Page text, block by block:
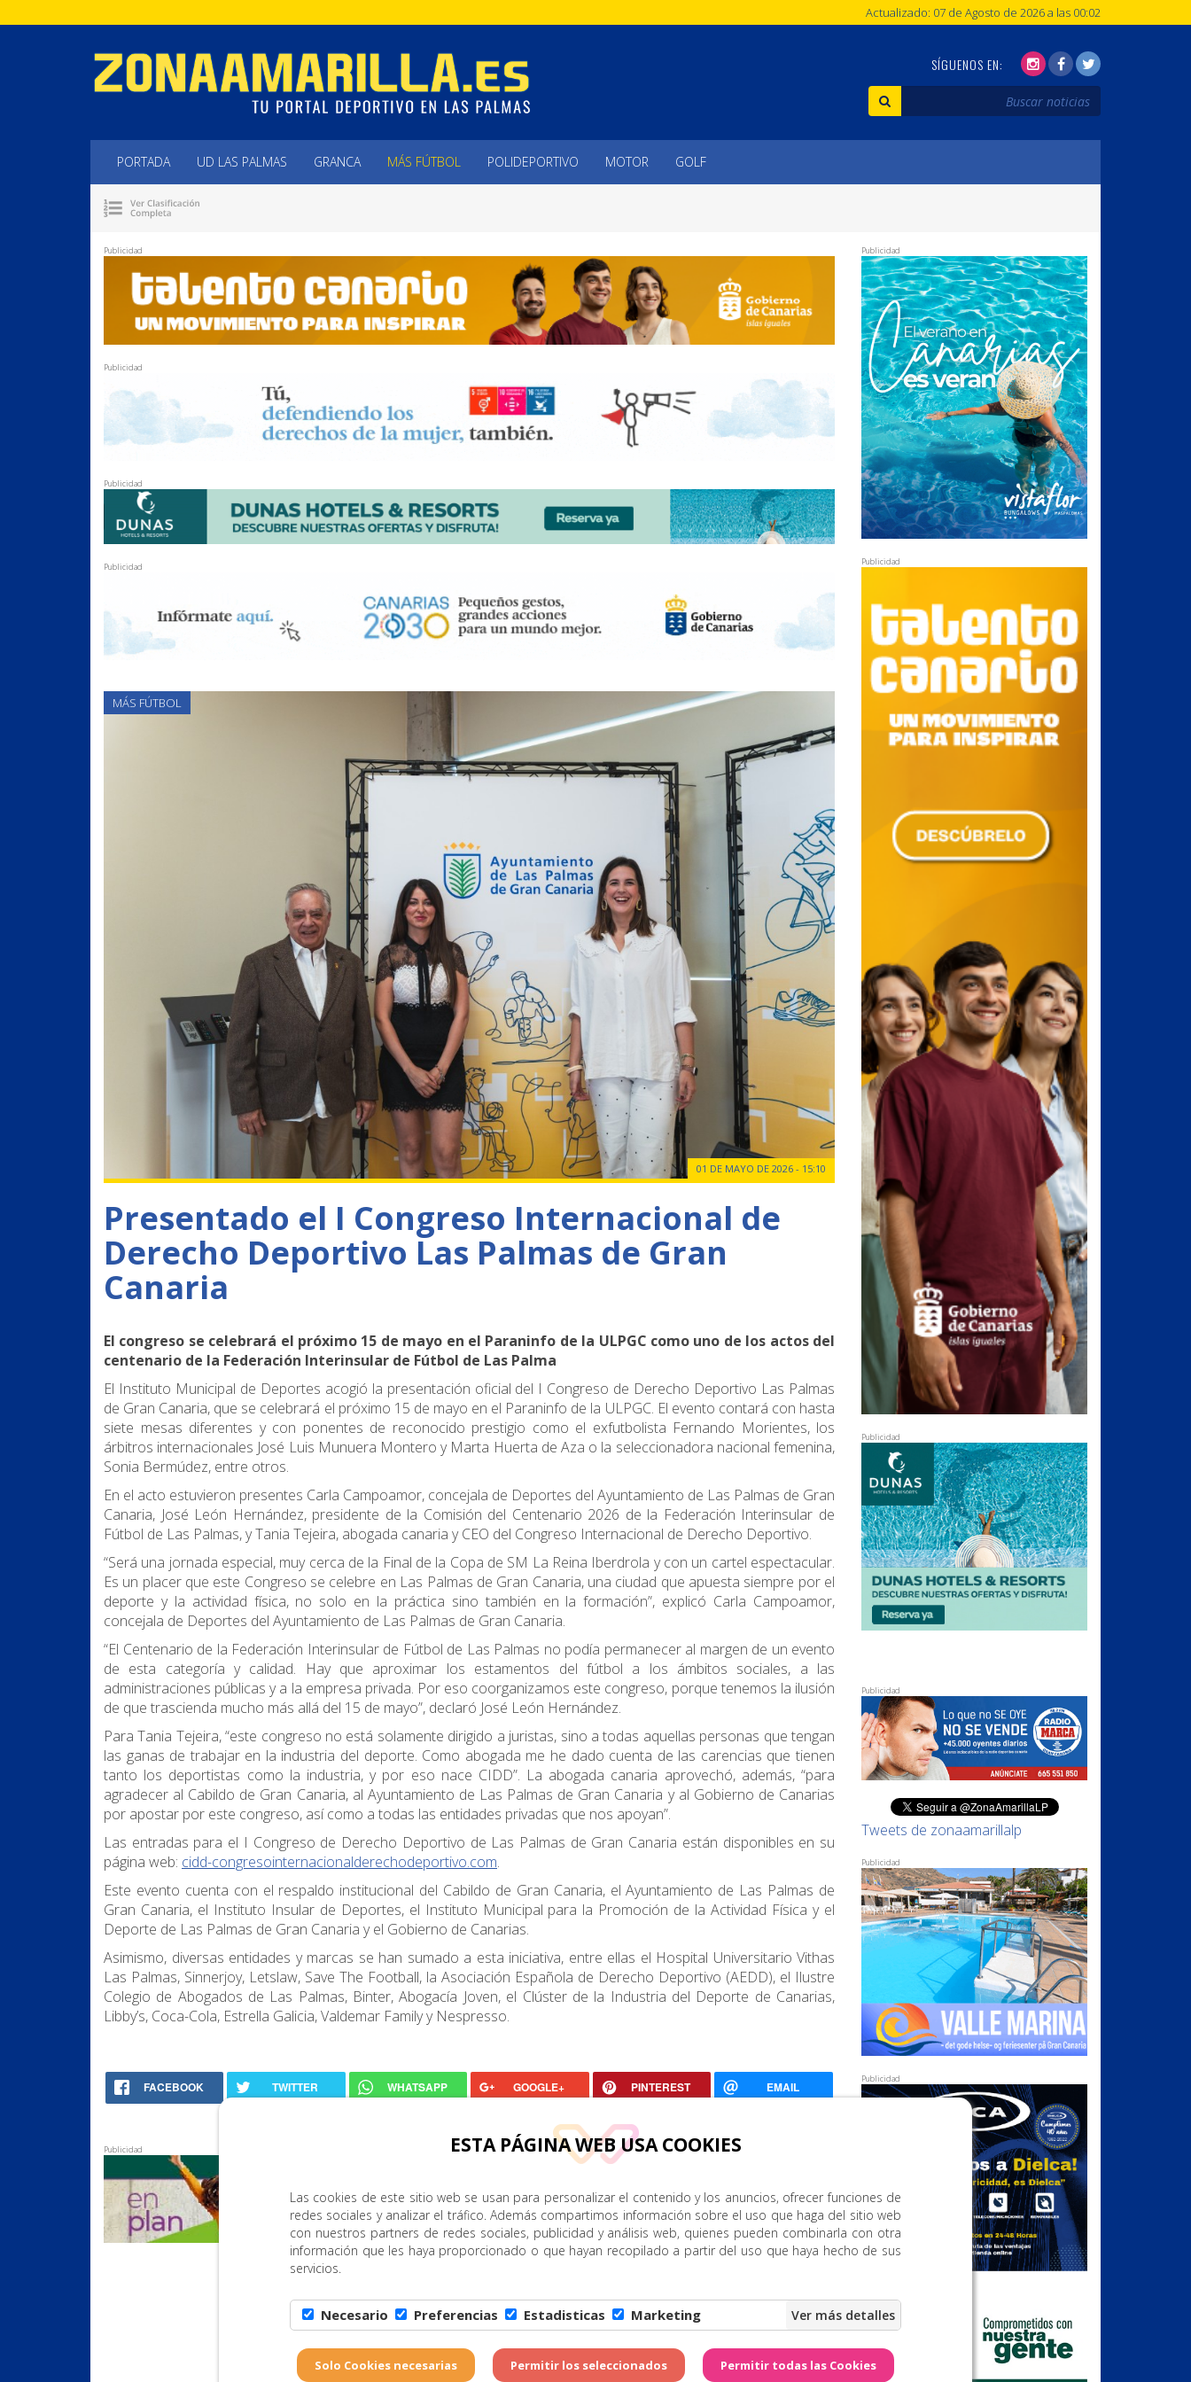
Actualizado: 07 de Agosto de 2026 a las 00:02
SÍGUENOS EN:
PORTADA UD LAS PALMAS GRANCA MÁS FÚTBOL POLIDEPORTIVO MOTOR GOLF
Publicidad
Publicidad
Publicidad
Publicidad
MÁS FÚTBOL
01 DE MAYO DE 2026 - 15:10
Presentado el I Congreso Internacional de
Derecho Deportivo Las Palmas de Gran
Canaria
El congreso se celebrará el próximo 15 de mayo en el Paraninfo de la ULPGC como uno de los actos del
centenario de la Federación Interinsular de Fútbol de Las Palma
El Instituto Municipal de Deportes acogió la presentación oficial del I Congreso de Derecho Deportivo Las Palmas
de Gran Canaria, que se celebrará el próximo 15 de mayo en el Paraninfo de la ULPGC. El evento contará con hasta
siete mesas diferentes y con ponentes de reconocido prestigio como el exfutbolista Fernando Morientes, los
árbitros internacionales José Luis Munuera Montero y Marta Huerta de Aza o la seleccionadora nacional femenina,
Sonia Bermúdez, entre otros.
En el acto estuvieron presentes Carla Campoamor, concejala de Deportes del Ayuntamiento de Las Palmas de Gran
Canaria, José León Hernández, presidente de la Comisión del Centenario 2026 de la Federación Interinsular de
Fútbol de Las Palmas, y Tania Tejeira, abogada canaria y CEO del Congreso Internacional de Derecho Deportivo.
“Será una jornada especial, muy cerca de la Final de la Copa de SM La Reina Iberdrola y con un cartel espectacular.
Es un placer que este Congreso se celebre en Las Palmas de Gran Canaria, una ciudad que apuesta siempre por el
deporte y la actividad física, no solo en la práctica sino también en la formación”, explicó Carla Campoamor,
concejala de Deportes del Ayuntamiento de Las Palmas de Gran Canaria.
“El Centenario de la Federación Interinsular de Fútbol de Las Palmas no podía permanecer al margen de un evento
de esta categoría y calidad. Hay que aproximar los estamentos del fútbol a los ámbitos sociales, a las
administraciones públicas y a la empresa privada. Por eso coorganizamos este congreso, porque tenemos la ilusión
de que trascienda mucho más allá del 15 de mayo”, declaró José León Hernández.
Para Tania Tejeira, “este congreso no está solamente dirigido a juristas, sino a todas aquellas personas que tengan
las ganas de trabajar en la industria del deporte. Como abogada me he dado cuenta de las carencias que tienen
tanto los deportistas como la industria, y por eso nace CIDD”. La abogada canaria aprovechó, además, “para
agradecer al Cabildo de Gran Canaria, al Ayuntamiento de Las Palmas de Gran Canaria y al Gobierno de Canarias
por apostar por este congreso, así como a todas las entidades privadas que nos apoyan”.
Las entradas para el I Congreso de Derecho Deportivo de Las Palmas de Gran Canaria están disponibles en su
página web: cidd-congresointernacionalderechodeportivo.com.
Este evento cuenta con el respaldo institucional del Cabildo de Gran Canaria, el Ayuntamiento de Las Palmas de
Gran Canaria, el Instituto Insular de Deportes, el Instituto Municipal para la Promoción de la Actividad Física y el
Deporte de Las Palmas de Gran Canaria y el Gobierno de Canarias.
Asimismo, diversas entidades y marcas se han sumado a esta iniciativa, entre ellas el Hospital Universitario Vithas
Las Palmas, Sinnerjoy, Letslaw, Save The Football, la Asociación Española de Derecho Deportivo (AEDD), el Ilustre
Colegio de Abogados de Las Palmas, Binter, Abogacía Joven, el Clúster de la Industria del Deporte de Canarias,
Libby’s, Coca-Cola, Estrella Galicia, Valdemar Family y Nespresso.
FACEBOOK TWITTER WHATSAPP GOOGLE+ PINTEREST EMAIL
Publicidad
Publicidad
Publicidad
Publicidad
Publicidad
Tweets de zonaamarillalp
Publicidad
Publicidad
ESTA PÁGINA WEB USA COOKIES
Las cookies de este sitio web se usan para personalizar el contenido y los anuncios, ofrecer funciones de
redes sociales y analizar el tráfico. Además compartimos información sobre el uso que haga del sitio web
con nuestros partners de redes sociales, publicidad y análisis web, quienes pueden combinarla con otra
información que les haya proporcionado o que hayan recopilado a partir del uso que haya hecho de sus
servicios.
Necesario Preferencias Estadisticas Marketing